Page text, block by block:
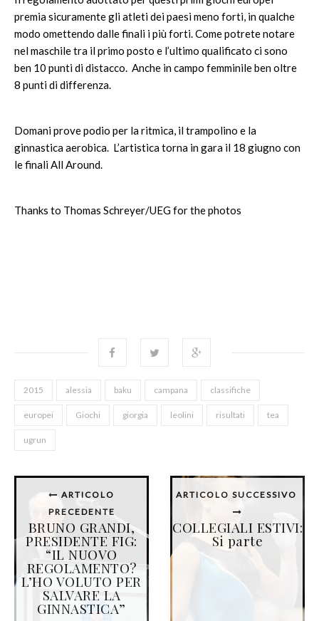
premia sicuramente gli atleti dei paesi meno forti, in qualche
modo omettendo dalle finali i più forti. Come potrete notare
nel maschile tra il primo posto e l’ultimo qualificato ci sono
ben 10 punti di distacco. Anche in campo femminile ben oltre
8 punti di differenza.
Domani prove podio per la ritmica, il trampolino e la
ginnastica aerobica. L’artistica torna in gara il 18 giugno con
le finali All Around.
Thanks to Thomas Schreyer/UEG for the photos
2015 alessia baku campana classifiche
europei Giochi giorgia leolini risultati tea
ugrun
ARTICOLO
PRECEDENTE
BRUNO GRANDI,
PRESIDENTE FIG:
“IL NUOVO
REGOLAMENTO?
L’HO VOLUTO PER
SALVARE LA
GINNASTICA”
ARTICOLO SUCCESSIVO
COLLEGIALI ESTIVI:
Si parte